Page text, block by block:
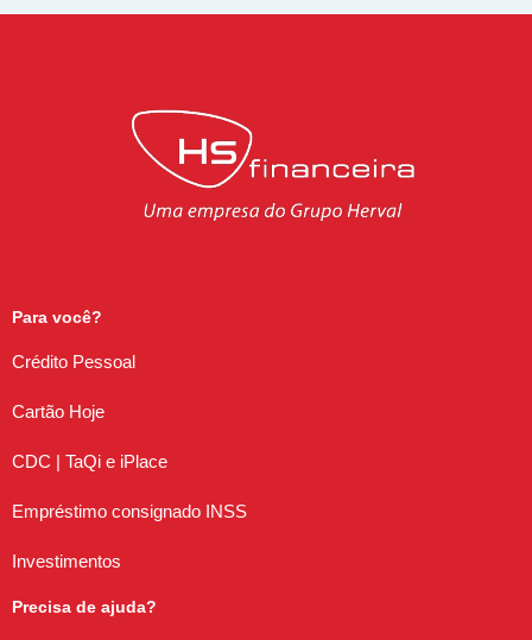
Para você?
Crédito Pessoal
Cartão Hoje
CDC | TaQi e iPlace
Empréstimo consignado INSS
Investimentos
Precisa de ajuda?